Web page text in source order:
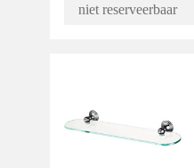
niet reserveerbaar